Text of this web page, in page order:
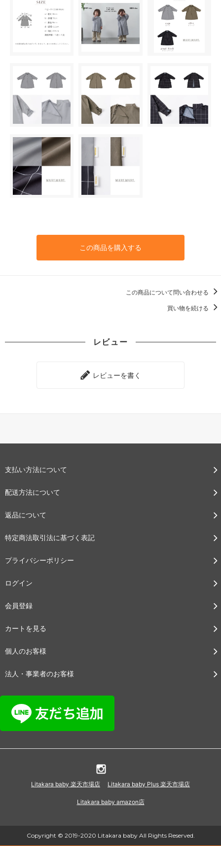
この商品を購入する
この商品について問い合わせる
買い物を続ける
レビュー
レビューを書く
支払い方法について
配送方法について
返品について
特定商法取引法に基づく表記
プライバシーポリシー
ログイン
会員登録
カートを見る
個人のお客様
法人・事業者のお客様
Litakara baby 楽天市場店 Litakara baby Plus 楽天市場店
Litakara baby amazon店
Copyright © 2019-2020 Litakara baby All Rights Reserved.